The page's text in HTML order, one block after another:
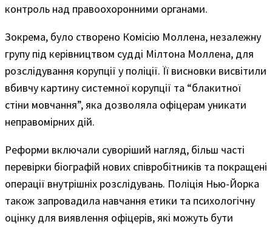
контроль над правоохоронними органами.
Зокрема, було створено Комісію Моллена, незалежну
групу під керівництвом судді Мілтона Моллена, для
розслідування корупції у поліції. Її висновки висвітили
вбивчу картину системної корупції та “блакитної
стіни мовчання”, яка дозволяла офіцерам уникати
неправомірних дій.
Реформи включали суворіший нагляд, більш часті
перевірки біографій нових співробітників та покращені
операції внутрішніх розслідувань. Поліція Нью-Йорка
також запровадила навчання етики та психологічну
оцінку для виявлення офіцерів, які можуть бути